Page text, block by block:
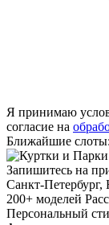
Я принимаю
согласие на
Ближайшие слоты:
Запишитесь на
Санкт-Петербург,
200+ моделей
Персональный